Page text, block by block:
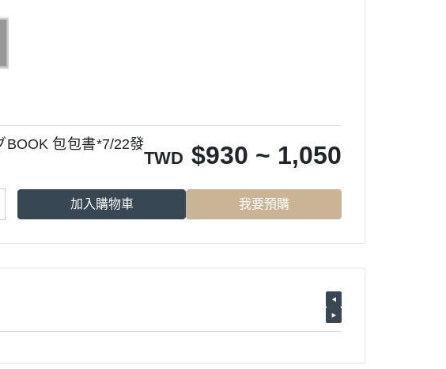
BOOK 包包書*7/22發
TWD $930 ~ 1,050
加入購物車 我要預購